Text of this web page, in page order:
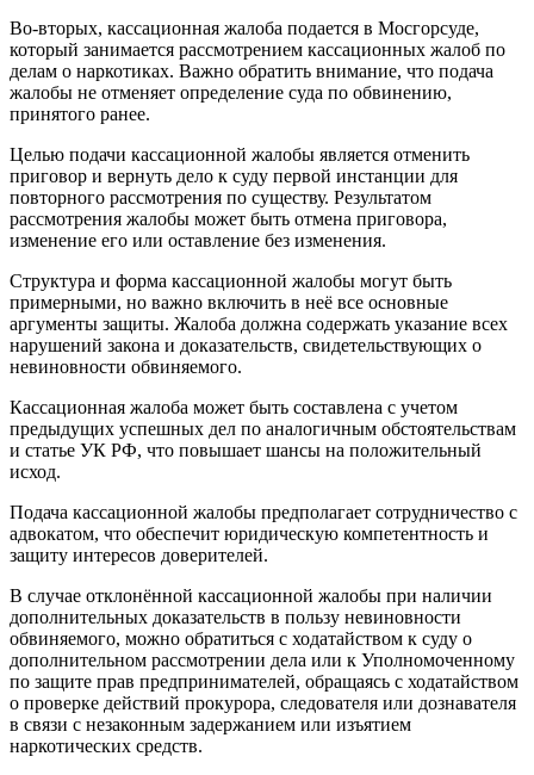
Во-вторых, кассационная жалоба подается в Мосгорсуде,
который занимается рассмотрением кассационных жалоб по
делам о наркотиках. Важно обратить внимание, что подача
жалобы не отменяет определение суда по обвинению,
принятого ранее.
Целью подачи кассационной жалобы является отменить
приговор и вернуть дело к суду первой инстанции для
повторного рассмотрения по существу. Результатом
рассмотрения жалобы может быть отмена приговора,
изменение его или оставление без изменения.
Структура и форма кассационной жалобы могут быть
примерными, но важно включить в неё все основные
аргументы защиты. Жалоба должна содержать указание всех
нарушений закона и доказательств, свидетельствующих о
невиновности обвиняемого.
Кассационная жалоба может быть составлена с учетом
предыдущих успешных дел по аналогичным обстоятельствам
и статье УК РФ, что повышает шансы на положительный
исход.
Подача кассационной жалобы предполагает сотрудничество с
адвокатом, что обеспечит юридическую компетентность и
защиту интересов доверителей.
В случае отклонённой кассационной жалобы при наличии
дополнительных доказательств в пользу невиновности
обвиняемого, можно обратиться с ходатайством к суду о
дополнительном рассмотрении дела или к Уполномоченному
по защите прав предпринимателей, обращаясь с ходатайством
о проверке действий прокурора, следователя или дознавателя
в связи с незаконным задержанием или изъятием
наркотических средств.